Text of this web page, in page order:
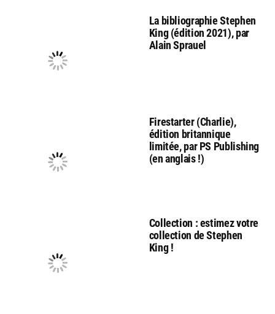
La bibliographie Stephen
King (édition 2021), par
Alain Sprauel
Firestarter (Charlie),
édition britannique
limitée, par PS Publishing
(en anglais !)
Collection : estimez votre
collection de Stephen
King !